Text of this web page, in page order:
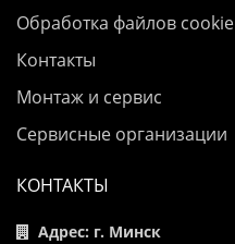
Обработка файлов cookie
Контакты
Монтаж и сервис
Сервисные организации
КОНТАКТЫ
Адрес: г. Минск